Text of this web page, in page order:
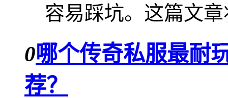
容易踩坑。这篇文
0哪个传奇私服最耐
荐？